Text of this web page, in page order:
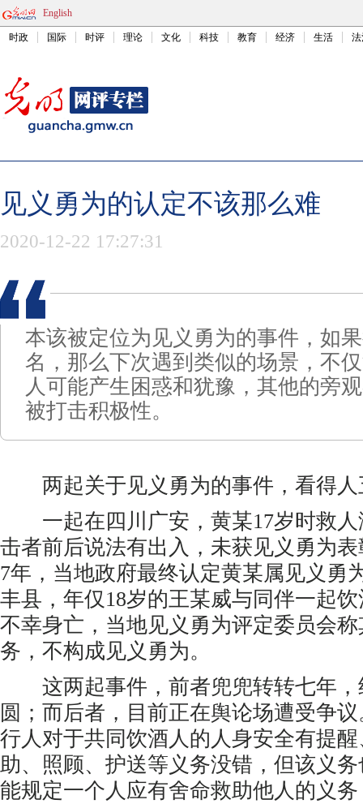
English
时政 国际 时评 理论 文化 科技 教育 经济 生活
见义勇为的认定不该那么难
2020-12-22 17:27:31
本该被定位为见义勇为的事件，如
名，那么下次遇到类似的场景，不
人可能产生困惑和犹豫，其他的旁
被打击积极性。
两起关于见义勇为的事件，看得人
一起在四川广安，黄某17岁时救人
击者前后说法有出入，未获见义勇为
7年，当地政府最终认定黄某属见义勇
丰县，年仅18岁的王某威与同伴一起
不幸身亡，当地见义勇为评定委员会
务，不构成见义勇为。
这两起事件，前者兜兜转转七年，
圆；而后者，目前正在舆论场遭受争
行人对于共同饮酒人的人身安全有提
助、照顾、护送等义务没错，但该义
能规定一个人应有舍命救助他人的义